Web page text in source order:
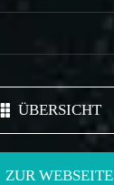
ÜBERSICHT
ZUR WEBSEITE